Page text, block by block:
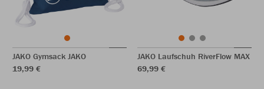
JAKO Gymsack JAKO
19,99 €
JAKO Laufschuh RiverFlow MAX
69,99 €